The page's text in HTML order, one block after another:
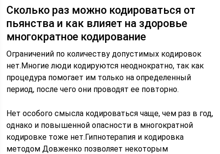
Сколько раз можно кодироваться от
пьянства и как влияет на здоровье
многократное кодирование
Ограничений по количеству допустимых кодировок
нет.Многие люди кодируются неоднократно, так как
процедура помогает им только на определенный
период, после чего они проводят ее повторно.
Нет особого смысла кодироваться чаще, чем раз в год,
однако и повышенной опасности в многократной
кодировке тоже нет.Гипнотерапия и кодировка
методом Довженко позволяет некоторым